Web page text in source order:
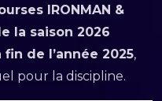
IRONMAN &
la saison 2026
de l’année 2025,
pour la discipline.